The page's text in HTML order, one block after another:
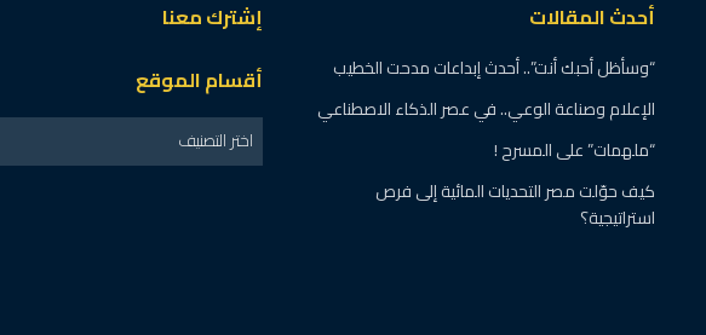
أحدث المقالات
“وسأظل أحبك أنت”.. أحدث إبداعات مدحت الخطيب
الإعلام وصناعة الوعي.. في عصر الذكاء الاصطناعي
“ملهمات” على المسرح !
كيف حوّلت مصر التحديات المائية إلى فرص
استراتيجية؟
إشترك معنا
أقسام الموقع
اختر التصنيف